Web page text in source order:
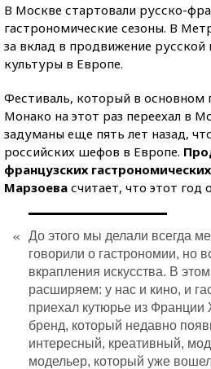
В Москве стартовали русско-
гастрономические сезоны. В
за вклад в продвижение русской
культуры в Европе.
Фестиваль, который в основном
Монако на этот раз переехал в
задуманы еще пять лет назад,
российских шефов в Европе.
французских
Марзоева считает, что этот
« До этого мы делали всегда
говорили о гастрономии, но
вкрапления искусства. В
расширяем: у нас и кино, и
приехал кутюрье из
бренд, который недавно
интересный, креативный,
модельер, который уже